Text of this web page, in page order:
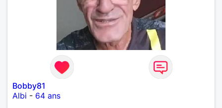
Bobby81
Albi - 64 ans